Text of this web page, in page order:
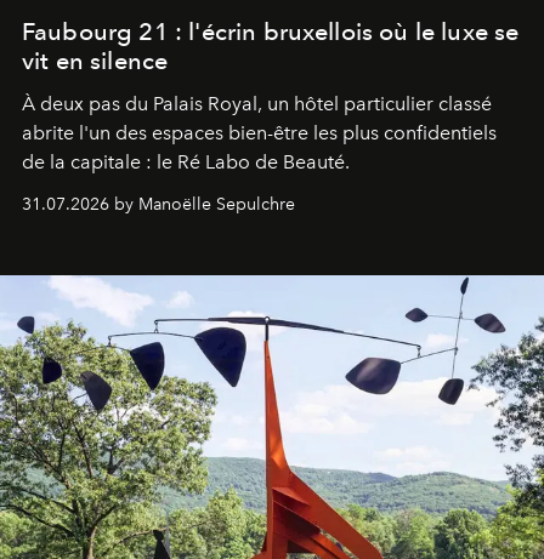
Faubourg 21 : l'écrin bruxellois où le luxe se
vit en silence
À deux pas du Palais Royal, un hôtel particulier classé
abrite l'un des espaces bien-être les plus confidentiels
de la capitale : le Ré Labo de Beauté.
31.07.2026 by Manoëlle Sepulchre